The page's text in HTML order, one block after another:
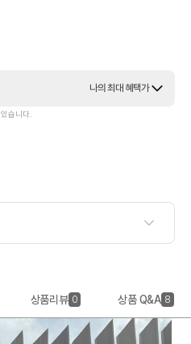
나의 최대 혜택가
습니다.
상품리뷰 0 상품 Q&A 8